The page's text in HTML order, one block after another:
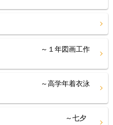
♪ ～１年図画工作
高学年着衣泳
・・・ ～七夕